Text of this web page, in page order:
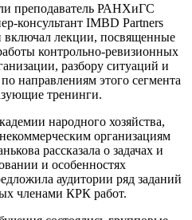
преподаватель РАНХиГС
консультант IMBD Partners
лекции, посвященные
контрольно-ревизионных
разбору ситуаций и
направлениям этого сегмента
тренинги.
народного хозяйства,
организациям
рассказала о задачах и
и особенностях
аудитории ряд заданий
членами КРК работ.